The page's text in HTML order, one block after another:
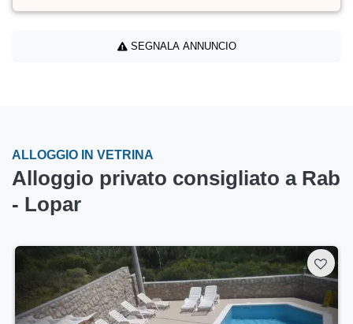
SEGNALA ANNUNCIO
ALLOGGIO IN VETRINA
Alloggio privato consigliato a Rab
- Lopar